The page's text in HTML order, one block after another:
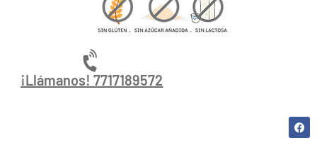
¡Llámanos! 7717189572